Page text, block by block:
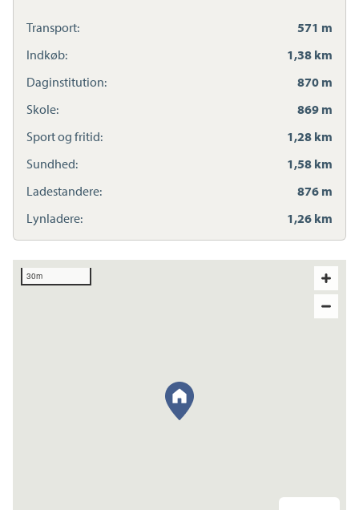
Transport:
571 m
Indkøb:
1,38 km
Daginstitution:
870 m
Skole:
869 m
Sport og fritid:
1,28 km
Sundhed:
1,58 km
Ladestandere:
876 m
Lynladere:
1,26 km
30m